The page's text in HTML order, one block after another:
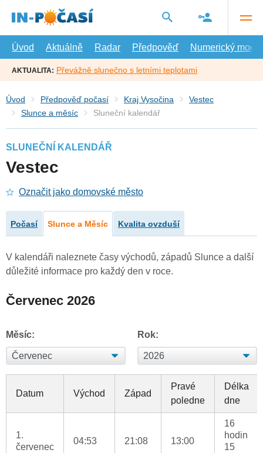
hlavní
Úvod
Aktuálně Radar Předpověď Numerický model
AKTUALITA: Převážně slunečno s letními teplotami
Úvod Předpověď počasí Kraj Vysočina
Vestec
Slunce a měsíc
Sluneční kalendář
SLUNEČNÍ KALENDÁŘ
Vestec
Označit jako domovské město
Počasí Slunce a Měsíc Kvalita ovzduší
V kalendáři naleznete časy východů, západů Slunce a další
důležité informace pro každý den v roce.
Červenec 2026
Měsíc: Rok:
Datum Východ Západ
Pravé
poledne
Délka
dne
1.
červenec
04:53 21:08 13:00
16
hodin
15